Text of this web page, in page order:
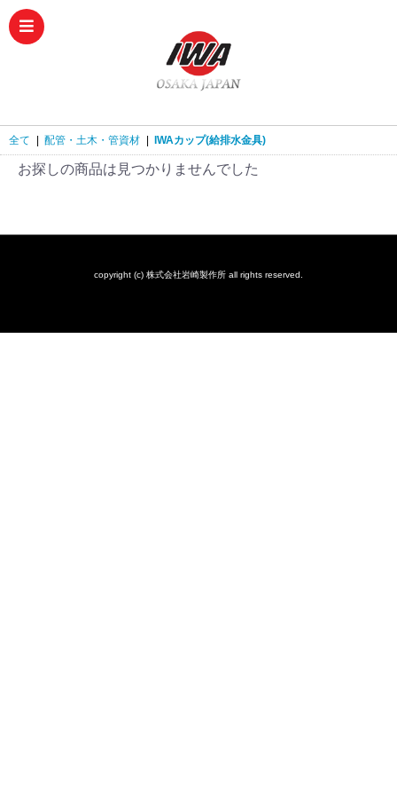
全て | 配管・土木・管資材 | IWAカップ(給排水金具)
お探しの商品は見つかりませんでした
copyright (c) 株式会社岩崎製作所 all rights reserved.